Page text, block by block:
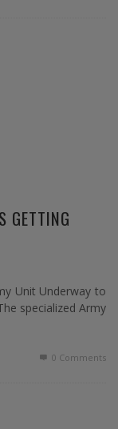
GETTING
Unit Underway to
specialized Army
0 Comments